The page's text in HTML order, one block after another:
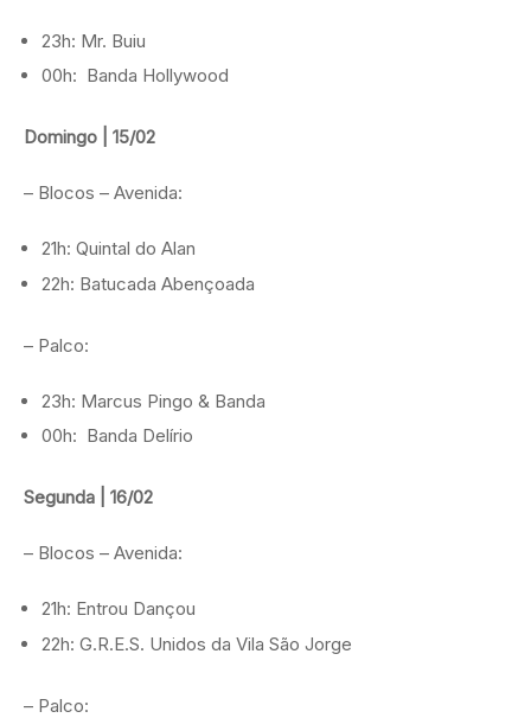
23h: Mr. Buiu
00h: Banda Hollywood
Domingo | 15/02
– Blocos – Avenida:
21h: Quintal do Alan
22h: Batucada Abençoada
– Palco:
23h: Marcus Pingo & Banda
00h: Banda Delírio
Segunda | 16/02
– Blocos – Avenida:
21h: Entrou Dançou
22h: G.R.E.S. Unidos da Vila São Jorge
– Palco: